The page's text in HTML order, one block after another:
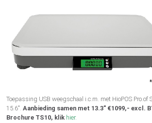
Toepassing USB weegschaal i.c.m. met HioPOS Pro.of
15.6". Aanbieding samen met 13.3" €1099,- excl.
Brochure TS10, klik hier.